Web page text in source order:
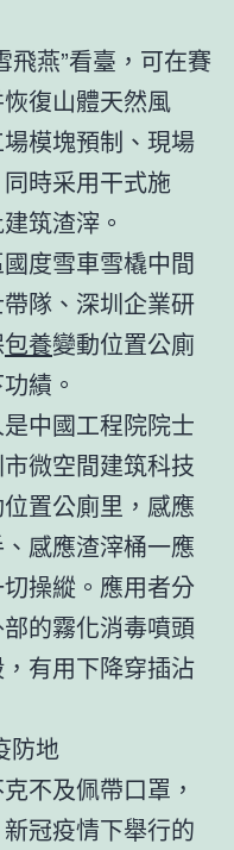
飛燕”看臺，可在賽
復山體天然風
模塊預制、現場
時采用干式施
筑渣滓。
度雪車雪橇中間
隊、深圳企業研
包養變動位置公廁
績。
中國工程院院士
微空間建筑科技
置公廁里，感應
感應渣滓桶一應
操縱。應用者分
的霧化消毒噴頭
有用下降穿插沾
防地
不及佩帶口罩，
冠疫情下舉行的